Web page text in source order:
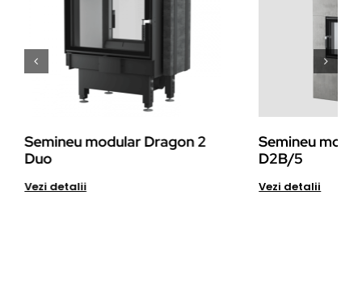
Semineu modular Dragon 2
Duo
Semineu
D2B/5